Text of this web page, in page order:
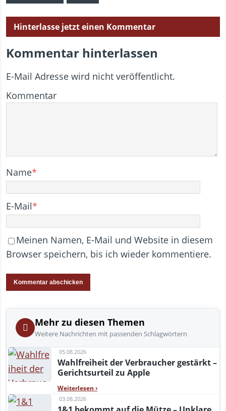
Hinterlasse jetzt einen Kommentar
Kommentar hinterlassen
E-Mail Adresse wird nicht veröffentlicht.
Kommentar
Name*
E-Mail*
Meinen Namen, E-Mail und Website in diesem
Browser speichern, bis ich wieder kommentiere.
Mehr zu diesen Themen
Weitere Nachrichten mit passenden Schlagwörtern
05.08.2026
Wahlfreiheit der Verbraucher gestärkt –
Gerichtsurteil zu Apple
Weiterlesen ›
03.08.2026